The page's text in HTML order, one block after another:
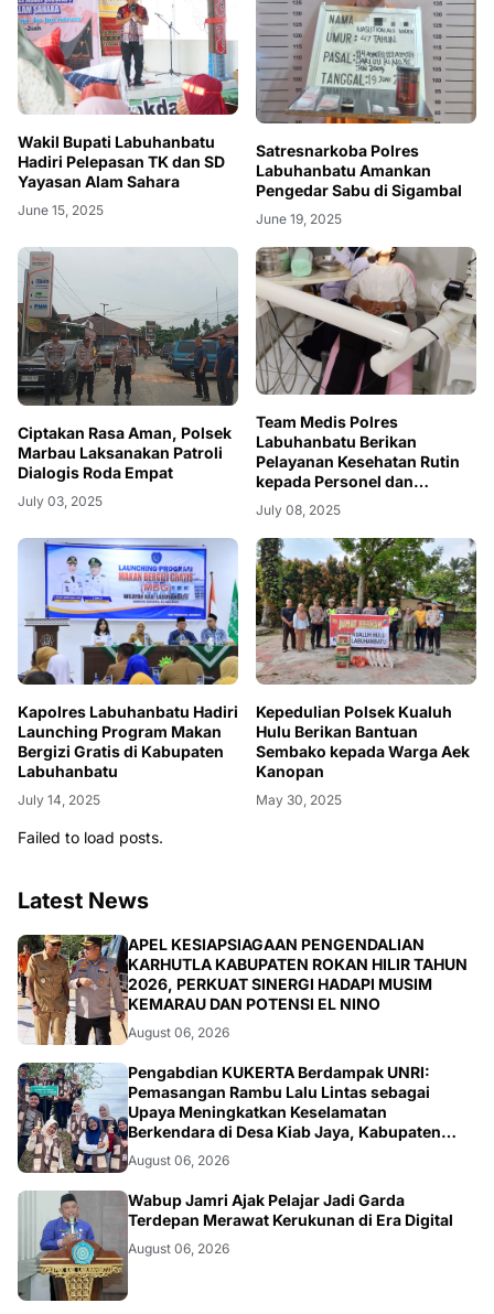
Wakil Bupati Labuhanbatu
Hadiri Pelepasan TK dan SD
Yayasan Alam Sahara
June 15, 2025
Satresnarkoba Polres
Labuhanbatu Amankan
Pengedar Sabu di Sigambal
June 19, 2025
Ciptakan Rasa Aman, Polsek
Marbau Laksanakan Patroli
Dialogis Roda Empat
July 03, 2025
Team Medis Polres
Labuhanbatu Berikan
Pelayanan Kesehatan Rutin
kepada Personel dan
Tahanan
July 08, 2025
Kapolres Labuhanbatu Hadiri
Launching Program Makan
Bergizi Gratis di Kabupaten
Labuhanbatu
July 14, 2025
Kepedulian Polsek Kualuh
Hulu Berikan Bantuan
Sembako kepada Warga Aek
Kanopan
May 30, 2025
Failed to load posts.
Latest News
BERITA
APEL KESIAPSIAGAAN PENGENDALIAN
KARHUTLA KABUPATEN ROKAN HILIR TAHUN
2026, PERKUAT SINERGI HADAPI MUSIM
KEMARAU DAN POTENSI EL NINO
August 06, 2026
ARTIKEL
Pengabdian KUKERTA Berdampak UNRI:
Pemasangan Rambu Lalu Lintas sebagai
Upaya Meningkatkan Keselamatan
Berkendara di Desa Kiab Jaya, Kabupaten
Pelalawan
August 06, 2026
Wabup Jamri Ajak Pelajar Jadi Garda
Terdepan Merawat Kerukunan di Era Digital
August 06, 2026